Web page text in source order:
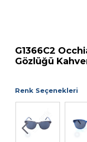
G1366C2
Gözlüğü
Renk Seçenekleri